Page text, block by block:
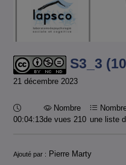
S3_3
21 décembre 2023
Durée :
00:04:13
Nombre
de vues 210 une liste
Informations
Ajouté par : Pierre Marty